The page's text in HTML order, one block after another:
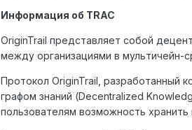
Информация об TRAC
OriginTrail представляет собой
между организациями в мультичейн-
Протокол OriginTrail, разработанный
графом знаний (Decentralized
пользователям возможность